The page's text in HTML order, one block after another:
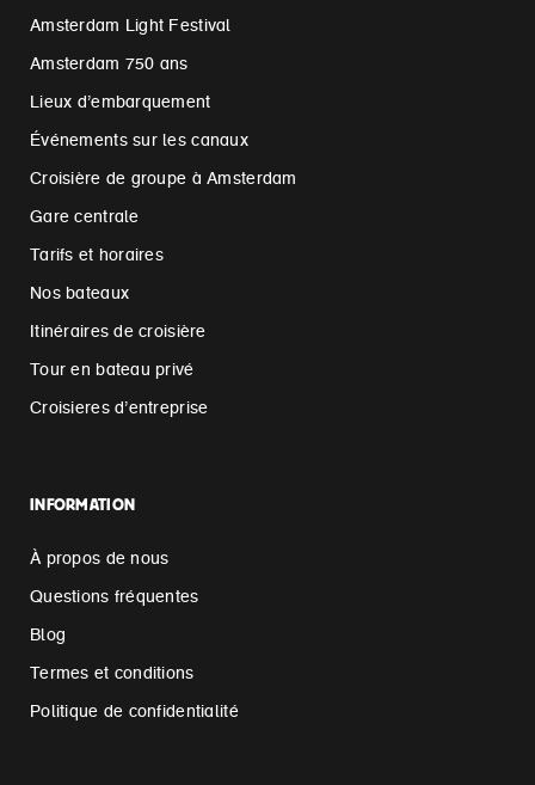
Amsterdam Light Festival
Amsterdam 750 ans
Lieux d’embarquement
Événements sur les canaux
Croisière de groupe à Amsterdam
Gare centrale
Tarifs et horaires
Nos bateaux
Itinéraires de croisière
Tour en bateau privé
Croisieres d’entreprise
INFORMATION
À propos de nous
Questions fréquentes
Blog
Termes et conditions
Politique de confidentialité